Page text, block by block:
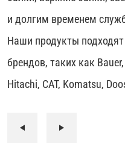
и долгим временем
Наши продукты
брендов, таких как
Hitachi, CAT, Komatsu,